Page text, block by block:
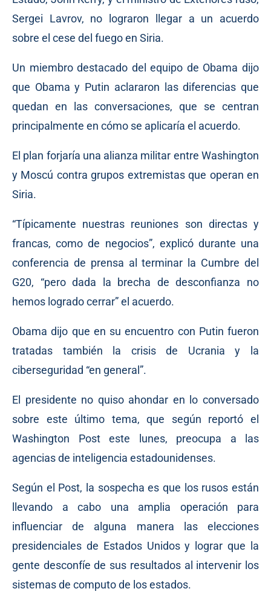
Sergei Lavrov, no lograron llegar a un acuerdo
sobre el cese del fuego en Siria.
Un miembro destacado del equipo de Obama dijo
que Obama y Putin aclararon las diferencias que
quedan en las conversaciones, que se centran
principalmente en cómo se aplicaría el acuerdo.
El plan forjaría una alianza militar entre Washington
y Moscú contra grupos extremistas que operan en
Siria.
“Típicamente nuestras reuniones son directas y
francas, como de negocios”, explicó durante una
conferencia de prensa al terminar la Cumbre del
G20, “pero dada la brecha de desconfianza no
hemos logrado cerrar” el acuerdo.
Obama dijo que en su encuentro con Putin fueron
tratadas también la crisis de Ucrania y la
ciberseguridad “en general”.
El presidente no quiso ahondar en lo conversado
sobre este último tema, que según reportó el
Washington Post este lunes, preocupa a las
agencias de inteligencia estadounidenses.
Según el Post, la sospecha es que los rusos están
llevando a cabo una amplia operación para
influenciar de alguna manera las elecciones
presidenciales de Estados Unidos y lograr que la
gente desconfíe de sus resultados al intervenir los
sistemas de computo de los estados.